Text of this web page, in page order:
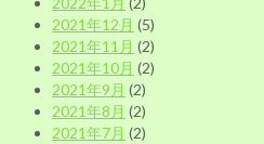
2021年12月 (5)
2021年11月 (2)
2021年10月 (2)
2021年9月 (2)
2021年8月 (2)
2021年7月 (2)